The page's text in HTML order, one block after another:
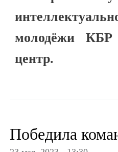
молодёжи КБР
центр.
Победила